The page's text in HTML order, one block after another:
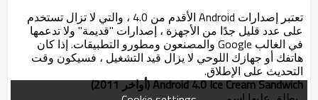
تعتبر إصدارات Android الأقدم من 4.0 ، والتي لا تزال تستخدم
على عدد قليل جدًا من الأجهزة ، إصدارات "قديمة" ولا تدعمها
في الغالب Google والمصنعون ومطورو التطبيقات. إذا كان
هاتفك أو جهازك اللوحي لا يزال قيد التشغيل ، فسيكون وقت
التحديث على الإطلاق.
Android 4.0 Ice Cream Sandwich (أواخر 2011)